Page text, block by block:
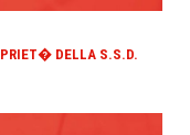
DELLA S.S.D.